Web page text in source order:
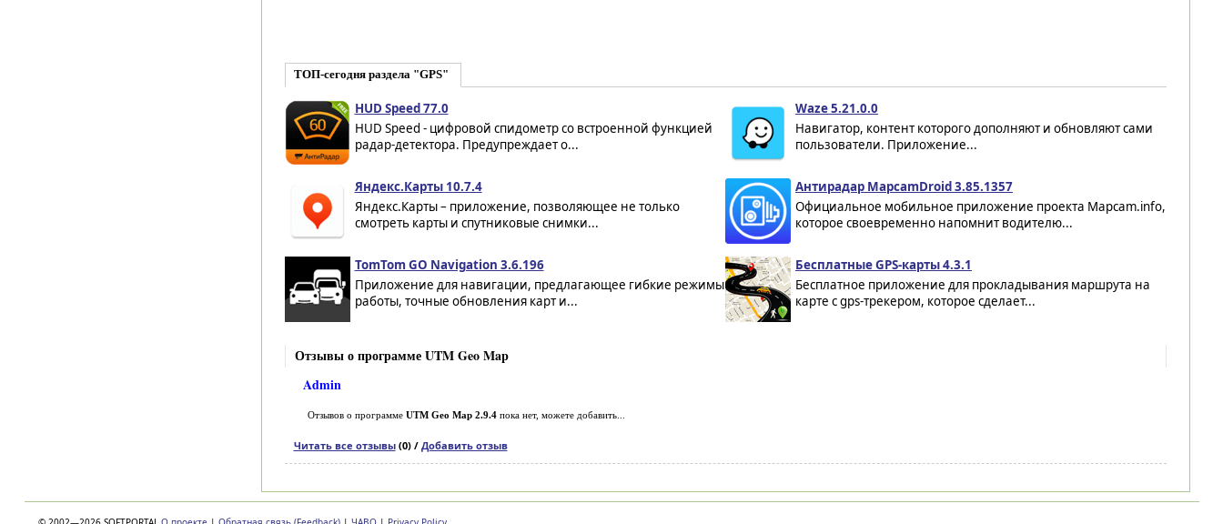
ТОП-сегодня раздела "GPS"
HUD Speed 77.0
HUD Speed - цифровой спидометр со встроенной функцией
радар-детектора. Предупреждает о...
Waze 5.21.0.0
Навигатор, контент которого дополняют и обновляют сами
пользователи. Приложение...
Яндекс.Карты 10.7.4
Яндекс.Карты – приложение, позволяющее не только
смотреть карты и спутниковые снимки...
Антирадар MapcamDroid 3.85.1357
Официальное мобильное приложение проекта Mapcam.info,
которое своевременно напомнит водителю...
TomTom GO Navigation 3.6.196
Приложение для навигации, предлагающее гибкие режимы
работы, точные обновления карт и...
Бесплатные GPS-карты 4.3.1
Бесплатное приложение для прокладывания маршрута на
карте с gps-трекером, которое сделает...
Отзывы о программе UTM Geo Map
Admin
Отзывов о программе UTM Geo Map 2.9.4пока нет, можете добавить...
Читать все отзывы(0) / Добавить отзыв